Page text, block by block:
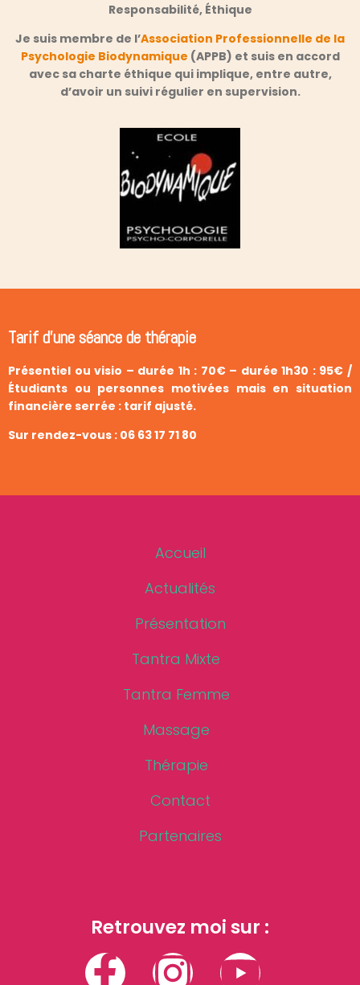
Responsabilité, Éthique
Je suis membre de l’Association Professionnelle de la
Psychologie Biodynamique (APPB) et suis en accord
avec sa charte éthique qui implique, entre autre,
d’avoir un suivi régulier en supervision.
Tarif d’une séance de thérapie
Présentiel ou visio – durée 1h : 70€ – durée1h30 : 95€ /
Étudiants ou personnes motivées mais en situation
financière serrée : tarif ajusté.
Sur rendez-vous : 06 63 17 71 80
Accueil
Actualités
Présentation
Tantra Mixte
Tantra Femme
Massage
Thérapie
Contact
Partenaires
Retrouvez moi sur :